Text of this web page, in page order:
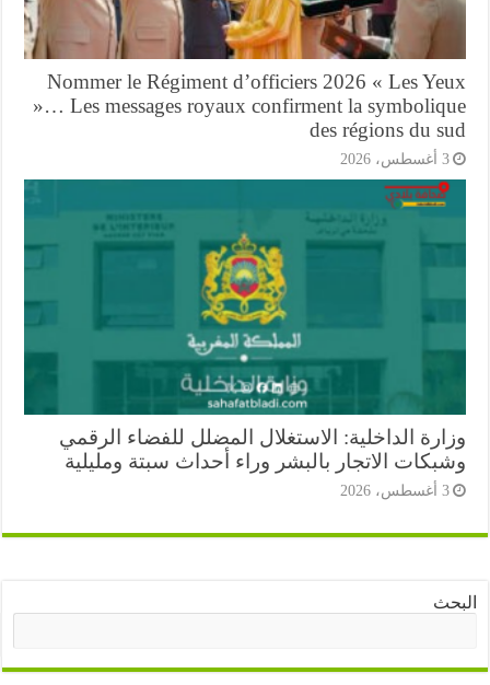
Nommer le Régiment d’officiers 2026 « Les
»… Les messages royaux confirment la
des régions du
الداخلية: الاستغلال المضلل للفضاء الرقمي
الاتجار بالبشر وراء أحداث سبتة ومليلية